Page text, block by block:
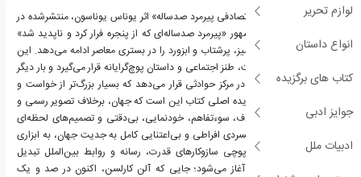
لوازم تحریر
انواع داستان
کتاب های برگزیده
جوایز ادبی
ادبیات ملل
«باز هم ماجراجویی های تصادفی پیرمرد صدساله» اثر یوناس یوناسون، منتشرشده در
سال ۲۰۱۸، دنباله رمان مشهور «پیرمرد صدساله‌ای که از پنجره فرار کرد و ناپدید شد»
است و همان فضای طنزآمیز، پرشتاب و ابزورد را در بستری معاصر ادامه می‌دهد. این
رمان در ژانر کمدی موقعیت، طنز اجتماعی و داستان پوچ‌گرایانه قرار می‌گیرد و بار دیگر
شخصیت آلن کارلسن را در مرکز حوادثی قرار می‌دهد که بسیار بزرگ‌تر از خواست و
توان او به نظر می‌رسند. ایده اصلی کتاب این است که جهان، برخلاف تصویر رسمی و
منظم خود، اغلب با تصادف، سوءتفاهم، خودنمایی، بی‌دقتی و تصمیم‌های لحظه‌ای
پیش می‌رود. آلن، با خونسردی افراطی و بی‌اعتنایی کامل به جدیت جهان، به ابزاری
روایی برای آشکار کردن پوچی سازوکارهای قدرت، رسانه و روابط بین‌الملل تبدیل
می‌شود. داستان از بالی آغاز می‌شود؛ جایی که آلن کارلسن، اکنون در صد و یک